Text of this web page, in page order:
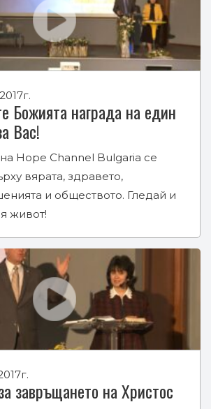
Божията награда на един
Вас!
Hope Channel Bulgaria се
вярата, здравето,
и обществото. Гледай и
живот!
завръщането на Христос